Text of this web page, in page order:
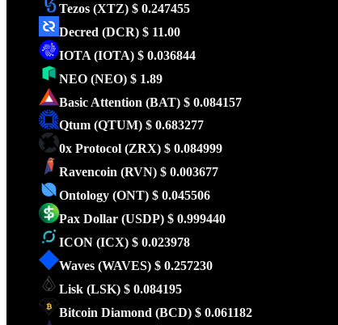
Tezos (XTZ) $ 0.247455
Decred (DCR) $ 11.00
IOTA (IOTA) $ 0.036844
NEO (NEO) $ 1.89
Basic Attention (BAT) $ 0.084157
Qtum (QTUM) $ 0.683277
0x Protocol (ZRX) $ 0.084999
Ravencoin (RVN) $ 0.003677
Ontology (ONT) $ 0.045506
Pax Dollar (USDP) $ 0.999440
ICON (ICX) $ 0.023978
Waves (WAVES) $ 0.257230
Lisk (LSK) $ 0.084195
Bitcoin Diamond (BCD) $ 0.061182